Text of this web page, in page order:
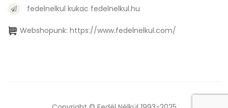
fedelnelkul kukac fedelnelkul.hu
Webshopunk: https://www.fedelnelkul.com/